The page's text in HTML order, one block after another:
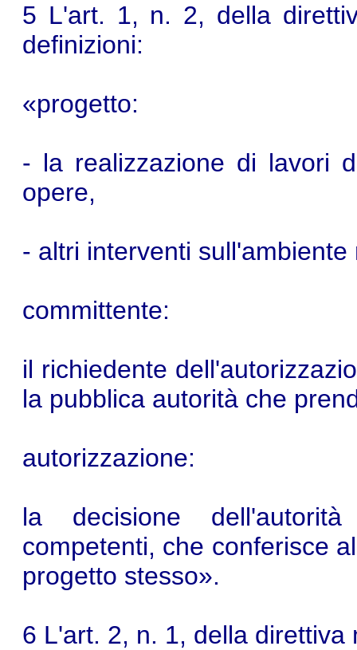
5 L'art. 1, n. 2, della
definizioni:
«progetto:
- la realizzazione di lavori
opere,
- altri interventi
committente:
il richiedente
la pubblica autorità che
autorizzazione:
la decisione
competenti, che conferisce
progetto stesso».
6 L'art. 2, n. 1, della